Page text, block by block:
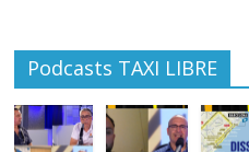
Podcasts TAXI LIBRE